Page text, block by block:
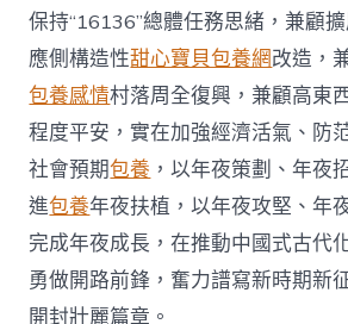
保持“16136”總體任務思緒，兼顧
應側構造性甜心寶貝包養網改造，
包養感情村落周全復興，兼顧高東
程度平安，實在加強經濟活氣、防
社會預期包養 ，以年夜策劃、年夜
進包養年夜扶植，以年夜攻堅、年
完成年夜成長，在推動中國式古代
勇做開路前鋒，奮力譜寫新時期新
開封壯麗篇章。